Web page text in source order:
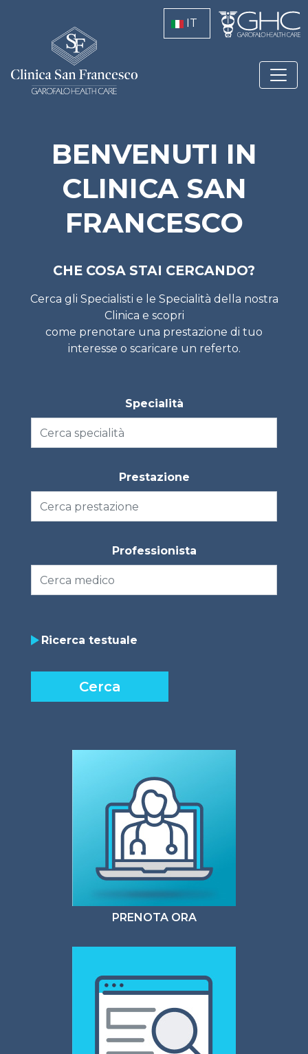
IT
BENVENUTI IN
CLINICA SAN
FRANCESCO
CHE COSA STAI CERCANDO?
Cerca gli Specialisti e le Specialità della nostra
Clinica e scopri
come prenotare una prestazione di tuo
interesse o scaricare un referto.
Specialità
Prestazione
Professionista
Ricerca testuale
PRENOTA ORA